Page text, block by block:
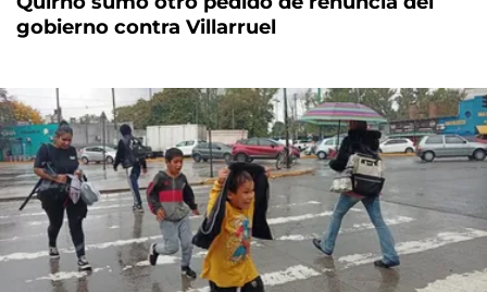
gobierno contra Villarruel